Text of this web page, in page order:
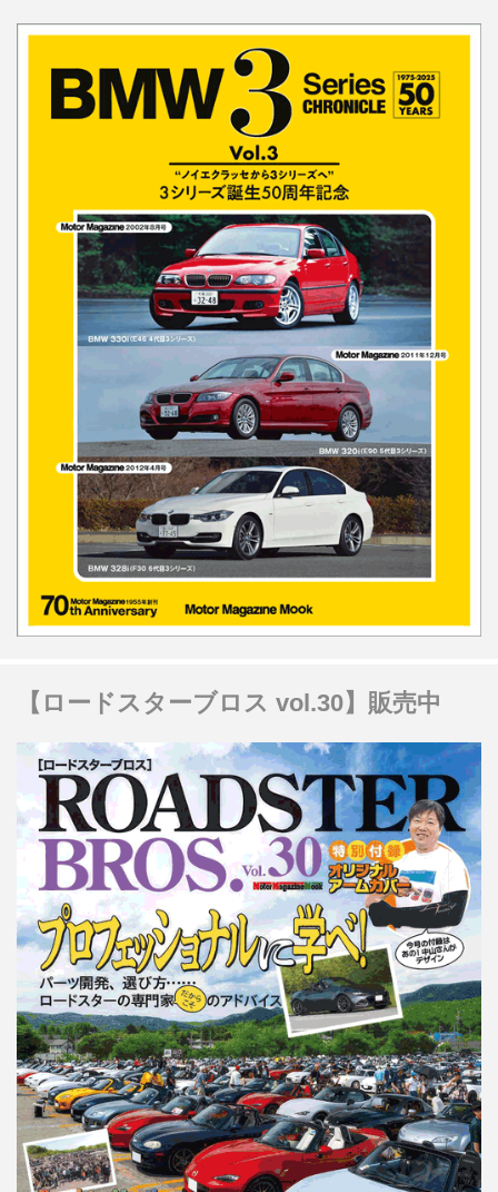
【ロードスターブロス vol.30】販売中